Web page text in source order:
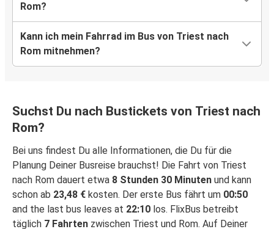
Rom?
Kann ich mein Fahrrad im Bus von Triest nach
Rom mitnehmen?
Suchst Du nach Bustickets von Triest nach
Rom?
Bei uns findest Du alle Informationen, die Du für die
Planung Deiner Busreise brauchst! Die Fahrt von Triest
nach Rom dauert etwa 8 Stunden 30 Minuten und kann
schon ab 23,48 € kosten. Der erste Bus fährt um 00:50
and the last bus leaves at 22:10 los. FlixBus betreibt
täglich 7 Fahrten zwischen Triest und Rom. Auf Deiner